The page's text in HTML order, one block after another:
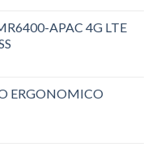
APAC 4G LTE
ERGONOMICO